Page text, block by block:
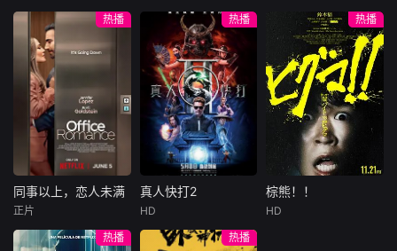
仿造名画、偷天换
日。几经波折，两
人联手在各方势力
的夹缝间巧妙周
旋，共历险阻，破
解重重困境。
“不务正业”迈出牧
场，追查牧羊人“躺
平
瞬间拥有顶配人
生。
于适
大漠之上，镖人、
官府、西域五大家
族等多方势力盘根
错节、暗潮涌动。
“天字第二号逃犯”
刀马接下特殊押镖
任务，和同伴一起
从西域护镖远赴长
安。不料，他们的
护送对象竟是“天字
郎……天下熙熙皆
佐伊·索尔达娜
西格妮·韦弗
影片聚焦杰克·萨利
与奈蒂莉一家的命
运起伏，在前作的
情感余波之上，深
刻描绘一个家族在
战火中如何成长、
并共同守护血脉相
连的情感纽带的历
程，从而将故事推
维度。此外，潘多
周汉宁
男人（黄渤
饰）和女人（倪妮
饰）飞机同时落
地，入住同一家酒
店，成为一墙之隔
的邻居。不够隔音
的房间暴露了男人
和女人因生活暂停
陷入的困境，健
康、家庭、婚姻、
热播
同事以上，恋人未满
布雷特·戈德斯坦
同事以上，恋人未满
正片
热播
真人快打2
阿德莱恩·鲁道夫
真人快打2
HD
热播
棕熊！！
棕熊！！
HD
热播
热播